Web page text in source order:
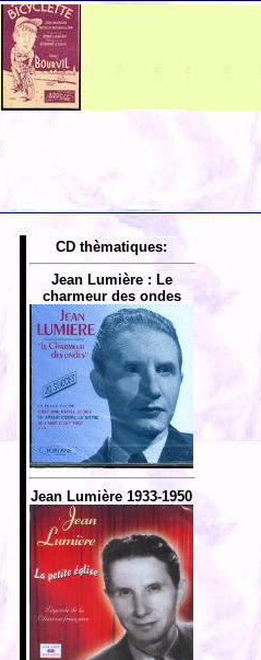
CD thèmatiques:
Jean Lumière : Le
charmeur des ondes
Jean Lumière 1933-1950